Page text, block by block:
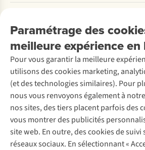
Paramétrage des
meilleure expérience en
Pour vous garantir la meilleure
utilisons des cookies marketing,
(et des technologies similaires). Pour
nous vous renvoyons également à
nos sites, des tiers placent parfois des
vous montrer des publicités
site web. En outre, des cookies de suivi
réseaux sociaux. En sélectionnant «
Payer
Retourner
Rétractation d'une commande
Entretien & réparations
Garantie
Contactez-nous
Entreprise responsable
À propos d’Ayacucho
Nos magasins
À propos d’A.S.Adventure
Déclaration d'accessibilité
Location / Location sports d’hiver
Seconde-main
Entretien de ski
Service de lavage
Entretien de chaussures
Réparation de chaussures
Réparation de vêtements
Retouches
Pour les entreprises
Découvrez
A.S.Magazine
Explore Camp
Gear Check
Expertise & conseils
Abonnez-vous à la newsletter
Suivez-nous